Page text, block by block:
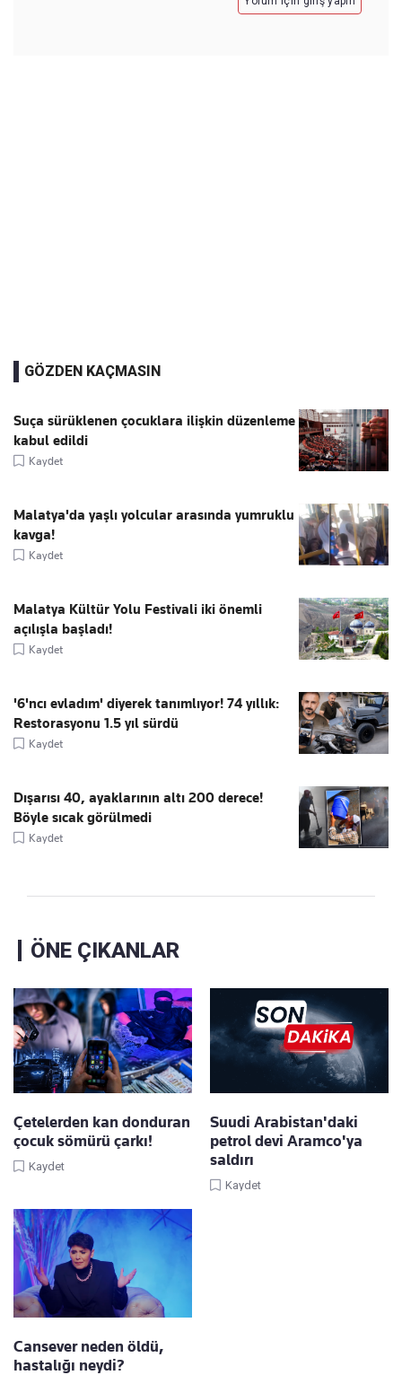
GÖZDEN KAÇMASIN
Suça sürüklenen çocuklara ilişkin düzenleme
kabul edildi
Kaydet
Malatya'da yaşlı yolcular arasında yumruklu
kavga!
Kaydet
Malatya Kültür Yolu Festivali iki önemli
açılışla başladı!
Kaydet
'6'ncı evladım' diyerek tanımlıyor! 74 yıllık:
Restorasyonu 1.5 yıl sürdü
Kaydet
Dışarısı 40, ayaklarının altı 200 derece!
Böyle sıcak görülmedi
Kaydet
ÖNE ÇIKANLAR
Çetelerden kan donduran
çocuk sömürü çarkı!
Kaydet
Suudi Arabistan'daki
petrol devi Aramco'ya
saldırı
Kaydet
Cansever neden öldü,
hastalığı neydi?